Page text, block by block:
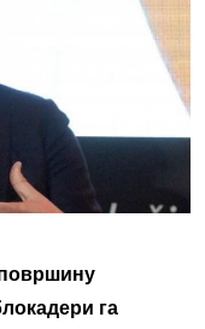
га